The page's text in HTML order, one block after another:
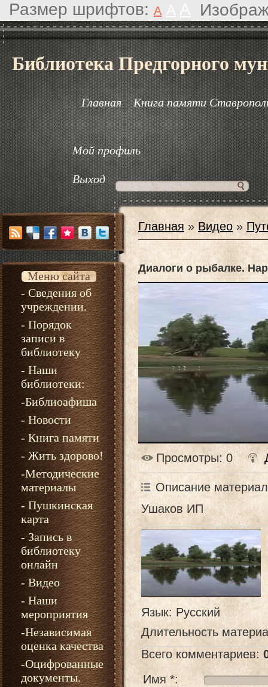
Размер шрифтов: A
Библиотека Предгорного
Главная Книга памяти
Мой профиль
Выход
Меню сайта
- Сведения об
учреждении.
- Порядок
записи в
библиотеку
- Наши
библиотеки:
-Библиоафиша
- Новости
- Книга памяти
- Жить здорово!
-Методические
материалы
- Пушкинская
карта
- Запись в
библиотеку
онлайн
- Видео
- Наши
мероприятия
-Независимая
оценка качества
-Оцифрованные
документы.
Главная »Видео »
Диалоги о рыбалке.
Просмотры: 0
Описание
Ушаков ИП
Язык: Русский
Длительность
Всего комментариев:
Имя *: